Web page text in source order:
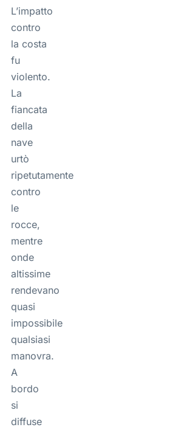
L’impatto
contro
la costa
fu
violento.
La
fiancata
della
nave
urtò
ripetutamente
contro
le
rocce,
mentre
onde
altissime
rendevano
quasi
impossibile
qualsiasi
manovra.
A
bordo
si
diffuse